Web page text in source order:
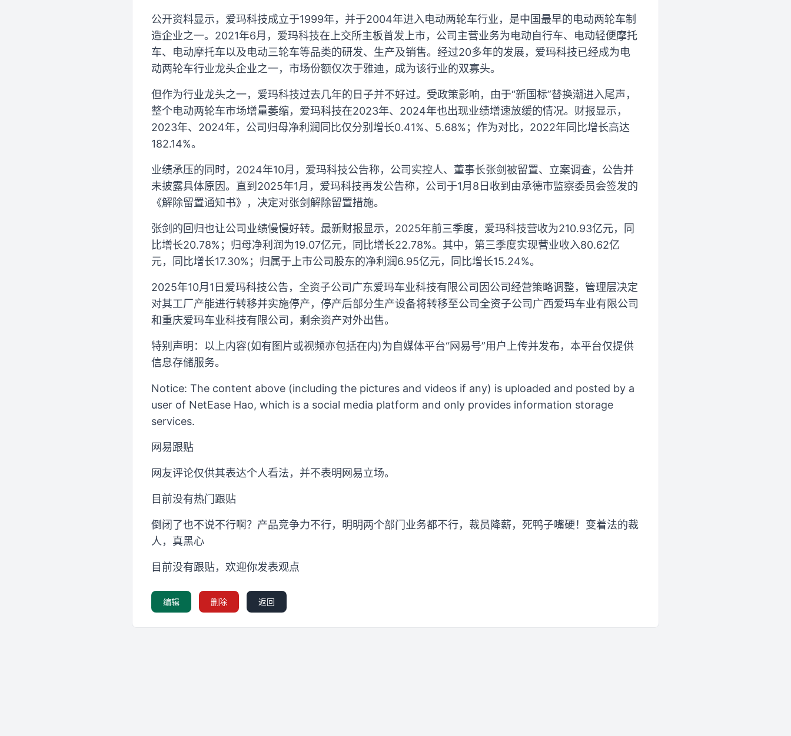
公开资料显示，爱玛科技成立于1999年，并于2004年进入电动两轮车行业，是中国最早的电动两轮车制
造企业之一。2021年6月，爱玛科技在上交所主板首发上市，公司主营业务为电动自行车、电动轻便摩托
车、电动摩托车以及电动三轮车等品类的研发、生产及销售。经过20多年的发展，爱玛科技已经成为电
动两轮车行业龙头企业之一，市场份额仅次于雅迪，成为该行业的双寡头。
但作为行业龙头之一，爱玛科技过去几年的日子并不好过。受政策影响，由于“新国标”替换潮进入尾声，
整个电动两轮车市场增量萎缩，爱玛科技在2023年、2024年也出现业绩增速放缓的情况。财报显示，
2023年、2024年，公司归母净利润同比仅分别增长0.41%、5.68%；作为对比，2022年同比增长高达
182.14%。
业绩承压的同时，2024年10月，爱玛科技公告称，公司实控人、董事长张剑被留置、立案调查，公告并
未披露具体原因。直到2025年1月，爱玛科技再发公告称，公司于1月8日收到由承德市监察委员会签发的
《解除留置通知书》，决定对张剑解除留置措施。
张剑的回归也让公司业绩慢慢好转。最新财报显示，2025年前三季度，爱玛科技营收为210.93亿元，同
比增长20.78%；归母净利润为19.07亿元，同比增长22.78%。其中，第三季度实现营业收入80.62亿
元，同比增长17.30%；归属于上市公司股东的净利润6.95亿元，同比增长15.24%。
2025年10月1日爱玛科技公告，全资子公司广东爱玛车业科技有限公司因公司经营策略调整，管理层决定
对其工厂产能进行转移并实施停产，停产后部分生产设备将转移至公司全资子公司广西爱玛车业有限公司
和重庆爱玛车业科技有限公司，剩余资产对外出售。
特别声明：以上内容(如有图片或视频亦包括在内)为自媒体平台“网易号”用户上传并发布，本平台仅提供
信息存储服务。
Notice: The content above (including the pictures and videos if any) is uploaded and posted by a
user of NetEase Hao, which is a social media platform and only provides information storage
services.
网易跟贴
网友评论仅供其表达个人看法，并不表明网易立场。
目前没有热门跟贴
倒闭了也不说不行啊？产品竞争力不行，明明两个部门业务都不行，裁员降薪，死鸭子嘴硬！变着法的裁
人，真黑心
目前没有跟贴，欢迎你发表观点
编辑 删除 返回